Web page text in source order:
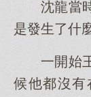
沈龍當
是發生了什
一開始
候他都沒有